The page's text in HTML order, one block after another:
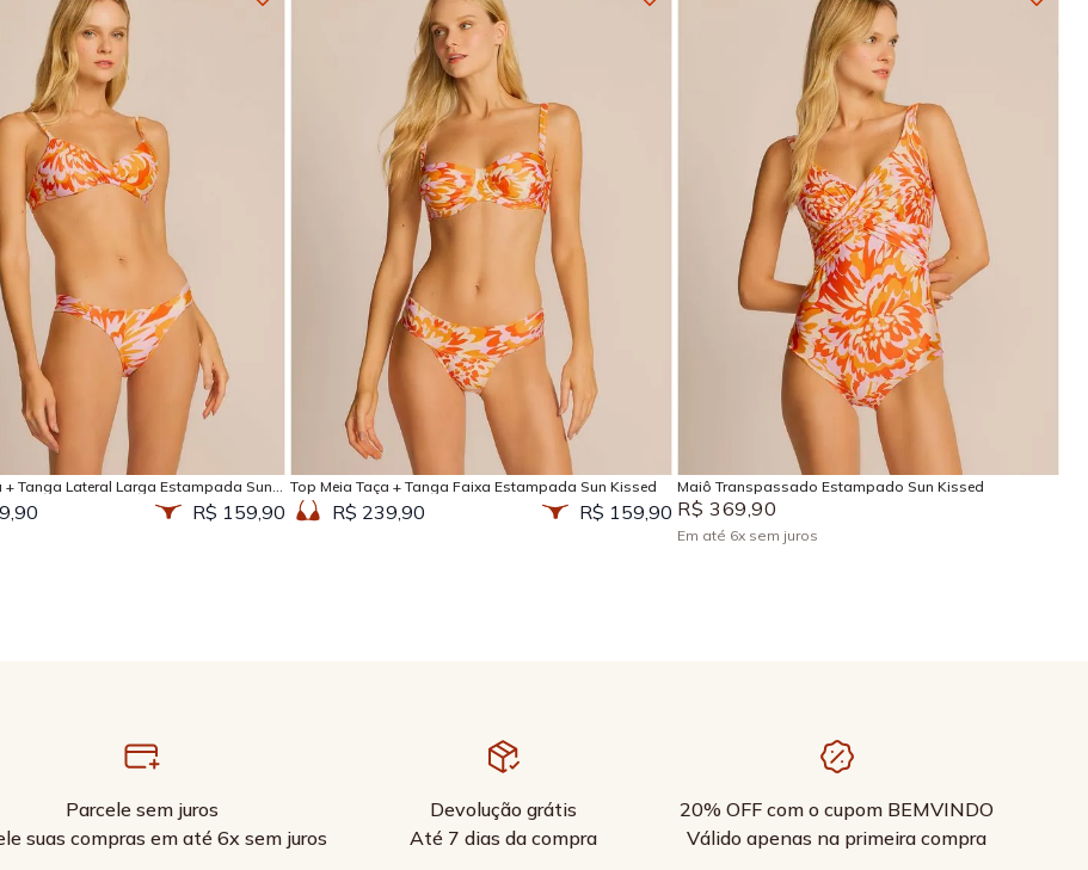
Adicionar na sacola
+ Tanga Lateral Larga Estampada Sun
R$ 159,90
Adicionar na sacola
Top Meia Taça + Tanga Faixa Estampada Sun Kissed
R$ 239,90 R$ 159,90
M G GG
Adicionar na sacola
Maiô Transpassado Estampado Sun Kissed
R$ 369,90
Em até 6x sem juros
Parcele sem juros
suas compras em até 6x sem juros
Devolução grátis
Até 7 dias da compra
20% OFF com o cupom BEMVINDO
Válido apenas na primeira compra